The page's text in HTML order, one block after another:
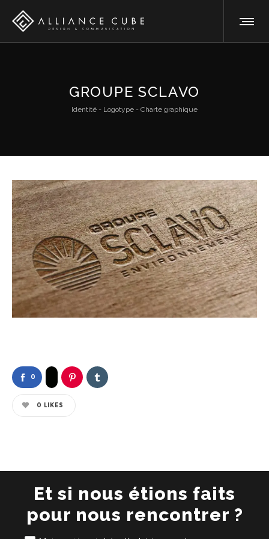
GROUPE SCLAVO
Identité - Logotype - Charte graphique
0
0 LIKES
Et si nous étions faits
pour nous rencontrer ?